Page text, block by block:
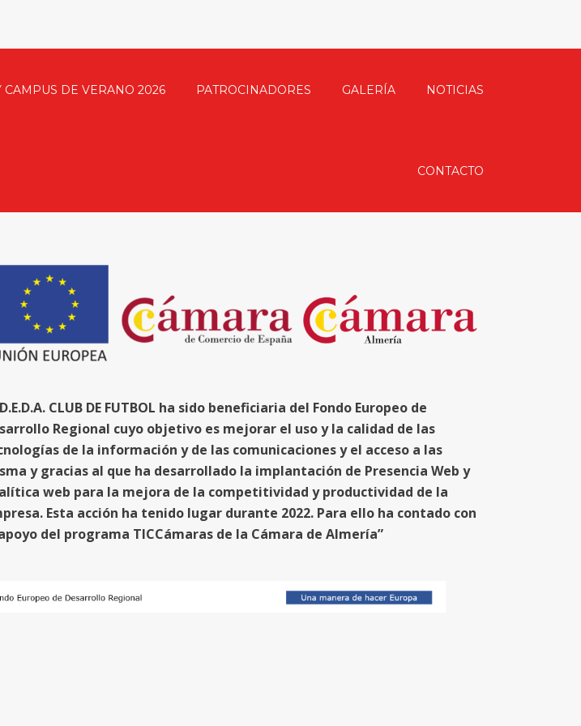
DE VERANO 2026 PATROCINADORES GALERÍA NOTICIAS
CONTACTO
CLUB DE FUTBOL ha sido beneficiaria del Fondo Europeo de
Regional cuyo objetivo es mejorar el uso y la calidad de las
de la información y de las comunicaciones y el acceso a las
y gracias al que ha desarrollado la implantación de Presencia Web y
web para la mejora de la competitividad y productividad de la
Esta acción ha tenido lugar durante 2022. Para ello ha contado con
del programa TICCámaras de la Cámara de Almería”